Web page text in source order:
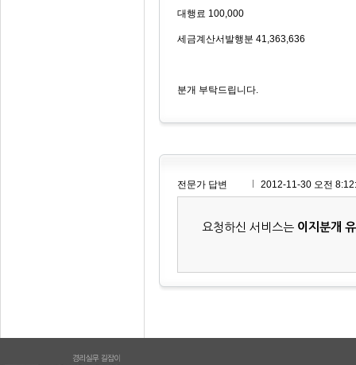
대행료 100,000
세금계산서발행분 41,363,636
분개 부탁드립니다.
전문가 답변 2012-11-30 오전
요청하신 서비스는 이지분개